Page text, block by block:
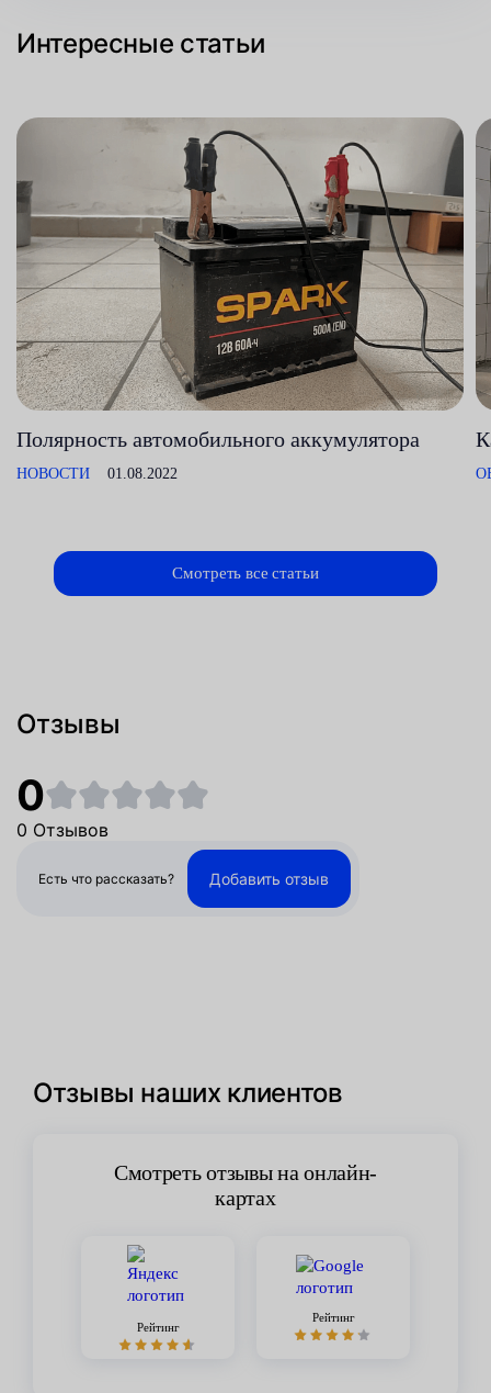
Интересные статьи
Полярность автомобильного аккумулятора
НОВОСТИ 01.08.2022
Смотреть все статьи
Отзывы
0
0 Отзывов
Есть что рассказать? Добавить отзыв
Отзывы наших клиентов
Смотреть отзывы на онлайн-
картах
Рейтинг
Рейтинг